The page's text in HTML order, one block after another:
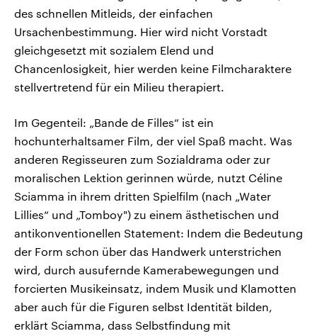
des schnellen Mitleids, der einfachen
Ursachenbestimmung. Hier wird nicht Vorstadt
gleichgesetzt mit sozialem Elend und
Chancenlosigkeit, hier werden keine Filmcharaktere
stellvertretend für ein Milieu therapiert.
Im Gegenteil: „Bande de Filles“ ist ein
hochunterhaltsamer Film, der viel Spaß macht. Was
anderen Regisseuren zum Sozialdrama oder zur
moralischen Lektion gerinnen würde, nutzt Céline
Sciamma in ihrem dritten Spielfilm (nach „Water
Lillies“ und „Tomboy") zu einem ästhetischen und
antikonventionellen Statement: Indem die Bedeutung
der Form schon über das Handwerk unterstrichen
wird, durch ausufernde Kamerabewegungen und
forcierten Musikeinsatz, indem Musik und Klamotten
aber auch für die Figuren selbst Identität bilden,
erklärt Sciamma, dass Selbstfindung mit